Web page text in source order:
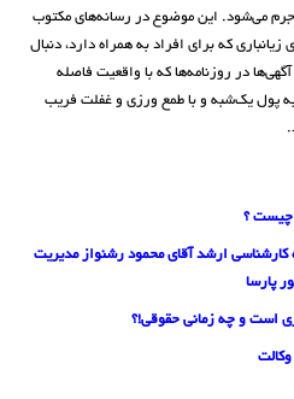
می‌شود. این موضوع در رسانه‌های مکتوب
که برای افراد به همراه دارد، دنبال
در روزنامه‌ها که با واقعیت فاصله
پول یک‌شبه و با طمع ورزی و غفلت فریب
چیست ؟
کارشناسی ارشد آقای محمود رشنواز مدیریت
پارسا
است و چه زمانی حقوقی!؟